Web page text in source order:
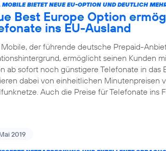
MOBILE BIETET NEUE EU-OPTION UND DEUTLICH
Best Europe Option
ins EU-Ausland
der führende deutsche Prepaid-
ermöglicht seinen Kunden
ab sofort noch günstigere Telefonate in das
dabei von einheitlichen Minutenpreisen
Auch die Preise für Telefonate ins
2019